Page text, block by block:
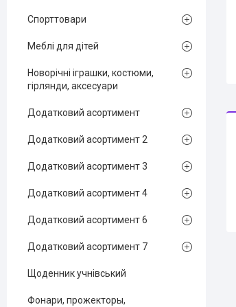
Спорттовари
Меблі для дітей
Новорічні іграшки, костюми,
гірлянди, аксесуари
Додатковий асортимент
Додатковий асортимент 2
Додатковий асортимент 3
Додатковий асортимент 4
Додатковий асортимент 6
Додатковий асортимент 7
Щоденник учнівський
Фонари, прожекторы,